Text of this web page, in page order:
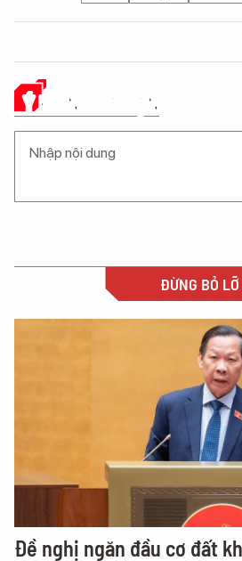
Ý KIẾN CỦA BẠN
ĐỪNG BỎ LỠ
Đề nghị ngăn đầu cơ đất